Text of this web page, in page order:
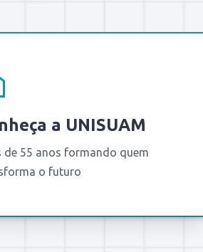
a UNISUAM
de 55 anos formando quem
o futuro